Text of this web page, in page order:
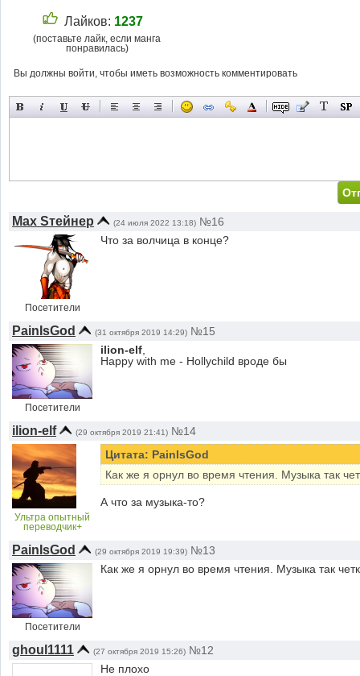
Лайков: 1237
(поставьте лайк, если манга
понравилась)
Вы должны войти, чтобы иметь возможность комментировать
Max Sтейнер (24 июля 2022 13:18) №16
Посетители
Что за волчица в конце?
PainIsGod (31 октября 2019 14:29) №15
Посетители
ilion-elf
Happy with me - Hollychild вроде бы
ilion-elf (29 октября 2019 21:41) №14
Ультра опытный
переводчик+
Цитата: PainIsGod
Как же я орнул во время чтения. Музыка так
А что за музыка-то?
PainIsGod (29 октября 2019 19:39) №13
Посетители
Как же я орнул во время чтения. Музыка так
ghoul1111 (27 октября 2019 15:26) №12
Не плохо